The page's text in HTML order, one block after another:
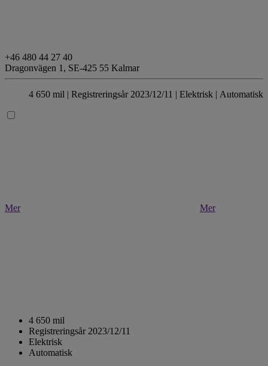
+46 480 44 27 40
Dragonvägen 1, SE-425 55 Kalmar
4 650 mil | Registreringsår 2023/12/11 | Elektrisk | Automatisk
Mer Mer
4 650 mil
Registreringsår 2023/12/11
Elektrisk
Automatisk